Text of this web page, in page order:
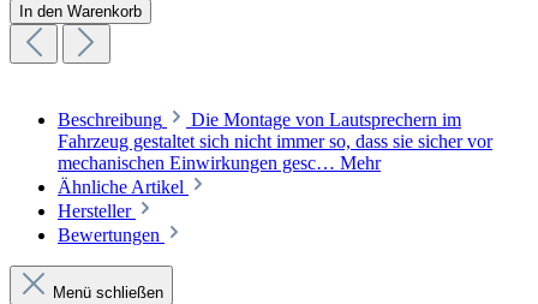
In den Warenkorb
Beschreibung
Die Montage von Lautsprechern im
Fahrzeug gestaltet sich nicht immer so, dass sie sicher vor
mechanischen Einwirkungen gesc… Mehr
Ähnliche Artikel
Hersteller
Bewertungen
Menü schließen